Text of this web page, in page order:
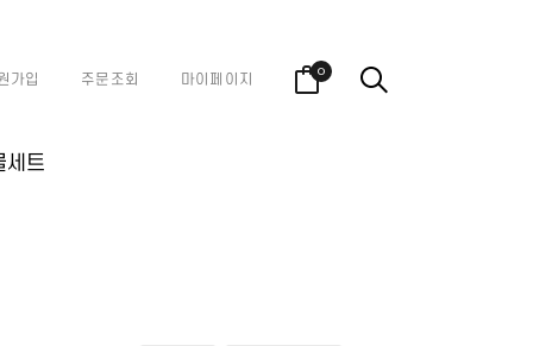
세트
가입 주문조회 마이페이지 0